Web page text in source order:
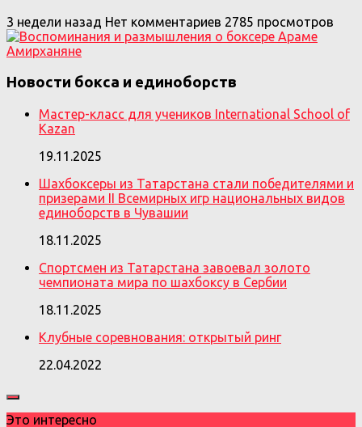
3 недели назад Нет комментариев 2785 просмотров
Новости бокса и единоборств
Мастер-класс для учеников International School of
Kazan
19.11.2025
Шахбоксеры из Татарстана стали победителями и
призерами II Всемирных игр национальных видов
единоборств в Чувашии
18.11.2025
Спортсмен из Татарстана завоевал золото
чемпионата мира по шахбоксу в Сербии
18.11.2025
Клубные соревнования: открытый ринг
22.04.2022
Это интересно